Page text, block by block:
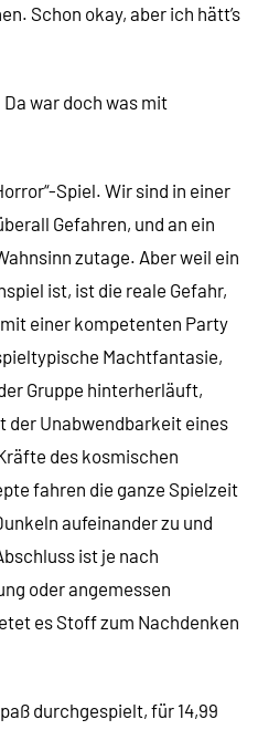
Schon okay, aber ich hätt’s
war doch was mit
Spiel. Wir sind in einer
Gefahren, und an ein
zutage. Aber weil ein
ist, ist die reale Gefahr,
einer kompetenten Party
Machtfantasie,
Gruppe hinterherläuft,
Unabwendbarkeit eines
des kosmischen
fahren die ganze Spielzeit
aufeinander zu und
ist je nach
oder angemessen
es Stoff zum Nachdenken
durchgespielt, für 14,99